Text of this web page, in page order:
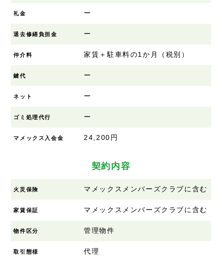
礼金 ー
退去修繕負担金 ー
仲介料 家賃＋駐車料の1か月（税別）
鍵代 ー
ネット ー
ゴミ処理代行 ー
マメックス入会金 24,200円
契約内容
火災保険 マメックスメンバーズクラブに含む
家賃保証 マメックスメンバーズクラブに含む
物件区分 管理物件
取引態様 代理